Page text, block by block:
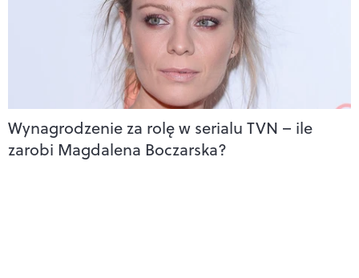
Wynagrodzenie za rolę w serialu TVN – ile
zarobi Magdalena Boczarska?